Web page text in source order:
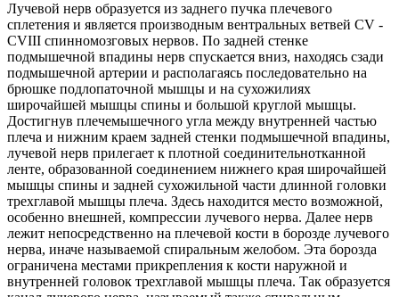
Лучевой нерв образуется из заднего пучка плечевого
сплетения и является производным вентральных ветвей CV -
СVIII спинномозговых нервов. По задней стенке
подмышечной впадины нерв спускается вниз, находясь сзади
подмышечной артерии и располагаясь последовательно на
брюшке подлопаточной мышцы и на сухожилиях
широчайшей мышцы спины и большой круглой мышцы.
Достигнув плечемышечного угла между внутренней частью
плеча и нижним краем задней стенки подмышечной впадины,
лучевой нерв прилегает к плотной соединительнотканной
ленте, образованной соединением нижнего края широчайшей
мышцы спины и задней сухожильной части длинной головки
трехглавой мышцы плеча. Здесь находится место возможной,
особенно внешней, компрессии лучевого нерва. Далее нерв
лежит непосредственно на плечевой кости в борозде лучевого
нерва, иначе называемой спиральным желобом. Эта борозда
ограничена местами прикрепления к кости наружной и
внутренней головок трехглавой мышцы плеча. Так образуется